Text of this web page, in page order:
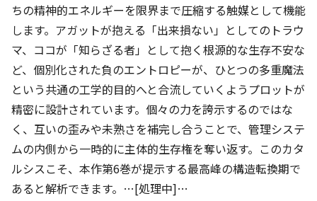
ちの精神的エネルギーを限界まで圧縮する触媒として機能
します。アガットが抱える「出来損ない」としてのトラウ
マ、ココが「知らざる者」として抱く根源的な生存不安な
ど、個別化された負のエントロピーが、ひとつの多重魔法
という共通の工学的目的へと合流していくようプロットが
精密に設計されています。個々の力を誇示するのではな
く、互いの歪みや未熟さを補完し合うことで、管理システ
ムの内側から一時的に主体的生存権を奪い返す。このカタ
ルシスこそ、本作第6巻が提示する最高峰の構造転換期で
あると解析できます。…[処理中]…